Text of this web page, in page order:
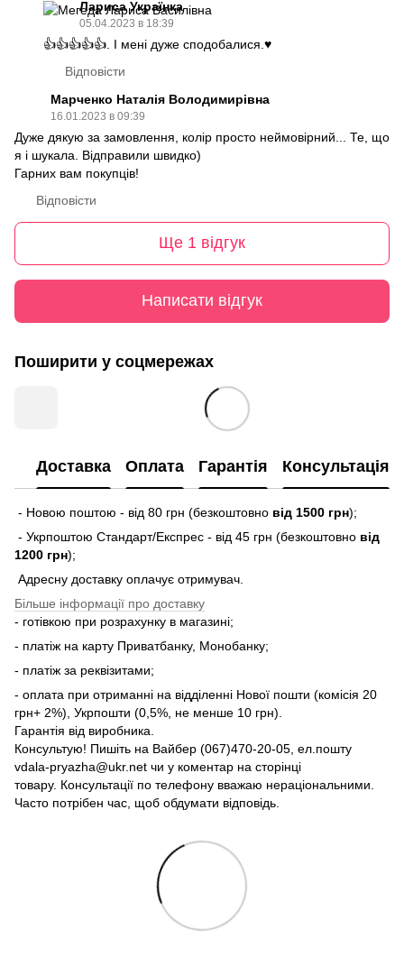
Лариса Українка
05.04.2023 в 18:39
👍👍👍👍👍. І мені дуже сподобалися.♥️
Відповісти
Марченко Наталія Володимирівна
16.01.2023 в 09:39
Дуже дякую за замовлення, колір просто неймовірний... Те, що
я і шукала. Відправили швидко)
Гарних вам покупців!
Відповісти
Ще 1 відгук
Написати відгук
Поширити у соцмережах
Доставка Оплата Гарантія Консультація
- Новою поштою - від 80 грн (безкоштовно від 1500 грн);
- Укрпоштою Стандарт/Експрес - від 45 грн (безкоштовно від
1200 грн);
Адресну доставку оплачує отримувач.
Більше інформації про доставку
- готівкою при розрахунку в магазині;
- платіж на карту Приватбанку, Монобанку;
- платіж за реквізитами;
- оплата при отриманні на відділенні Нової пошти (комісія 20
грн+ 2%), Укрпошти (0,5%, не менше 10 грн).
Гарантія від виробника.
Консультую! Пишіть на Вайбер (067)470-20-05, ел.пошту
vdala-pryazha@ukr.net чи у коментар на сторінці
товару. Консультації по телефону вважаю нераціональними.
Часто потрібен час, щоб обдумати відповідь.